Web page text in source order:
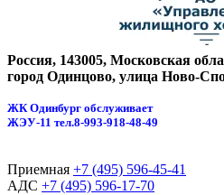
Россия, 143005, Московская
город Одинцово, улица Ново-
ЖК Одинбург обслуживает
ЖЭУ-11 тел.8-993-918-48-49
Приемная +7 (495) 596-45-41
АДС +7 (495) 596-17-70